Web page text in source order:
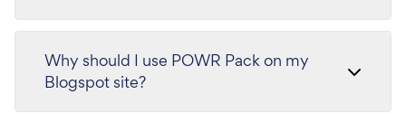
Why should I use POWR Pack on my
Blogspot site?